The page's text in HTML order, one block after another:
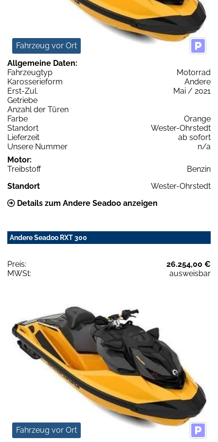
Fahrzeug vor Ort
Allgemeine Daten:
Fahrzeugtyp
Motorrad
Karosserieform
Andere
Erst-Zul.
Mai / 2021
Getriebe
Anzahl der Türen
Farbe
Orange
Standort
Wester-Ohrstedt
Lieferzeit
ab sofort
Unsere Nummer
n/a
Motor:
Treibstoff
Benzin
Standort
Wester-Ohrstedt
Details zum Andere Seadoo anzeigen
Andere Seadoo RXT 300
Preis:
26.254,00 €
MWSt:
ausweisbar
Fahrzeug vor Ort